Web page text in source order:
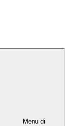
Menu di